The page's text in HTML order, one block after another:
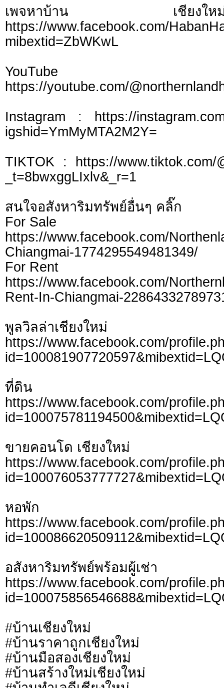
เพจหาบ้าน เชี
https://www.facebook.com/
mibextid=ZbWKwL
https://youtube.com/
Instagram : https://
igshid=YmMyMTA2M2Y=
TIKTOK : https://www.tiktok.com/
_t=8bwxggLIxlv&_r=1
สนใจอสังหาริมทรัพย์อื่นๆ คลิ๊ก
For Sale
https://www.facebook.com/
Chiangmai-1774295549481349/
For Rent
https://www.facebook.com/
Rent-In-Chiangmai-
พูลวิลล่าเชียงใหม่
https://www.facebook.com/
ที่ดิน
https://www.facebook.com/
ขายคอนโด เชียงใหม่
https://www.facebook.com/
หอพัก
https://www.facebook.com/
อสังหาริมทรัพย์พร้อมผู้เช่า
https://www.facebook.com/
#บ้านเชียงใหม่
#บ้านราคาถูกเชียงใหม่
#บ้านมือสองเชียงใหม่
#บ้านสร้างใหม่เชียงใหม่